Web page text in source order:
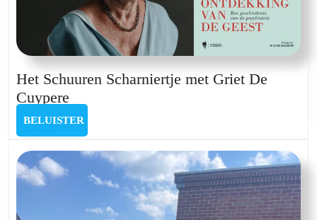
Het Schuuren Scharniertje met Griet De
Cuypere
Schuuren
Scharniertje
met
Griet
Cuypere
BELUISTER